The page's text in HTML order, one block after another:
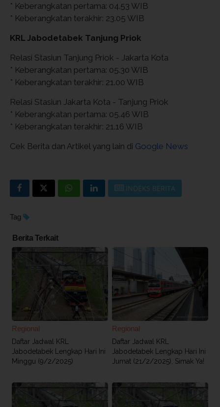
* Keberangkatan pertama: 04.53 WIB
* Keberangkatan terakhir: 23.05 WIB
KRL Jabodetabek Tanjung Priok
Relasi Stasiun Tanjung Priok - Jakarta Kota
* Keberangkatan pertama: 05.30 WIB
* Keberangkatan terakhir: 21.00 WIB
Relasi Stasiun Jakarta Kota - Tanjung Priok
* Keberangkatan pertama: 05.46 WIB
* Keberangkatan terakhir: 21.16 WIB
Cek Berita dan Artikel yang lain di Google News
INDEKS BERITA
Tag
Berita Terkait
Regional
Daftar Jadwal KRL
Jabodetabek Lengkap Hari Ini
Minggu (9/2/2025)
Regional
Daftar Jadwal KRL
Jabodetabek Lengkap Hari Ini
Jumat (21/2/2025), Simak Ya!